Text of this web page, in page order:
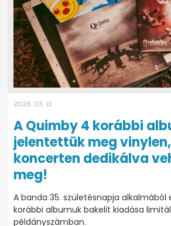
2026. 03. 12
A Quimby 4 korábbi
jelentettük meg
koncerten dedikálva
meg!
A banda 35. születésnapja alkalmából
korábbi albumuk bakelit kiadása
példányszámban.